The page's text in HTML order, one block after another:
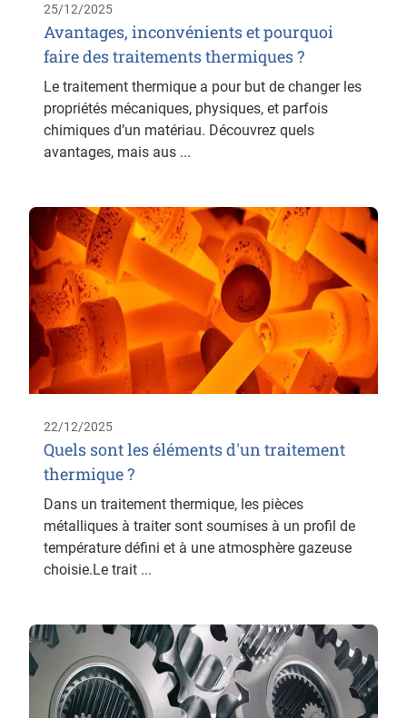
25/12/2025
Avantages, inconvénients et pourquoi
faire des traitements thermiques ?
Le traitement thermique a pour but de changer les
propriétés mécaniques, physiques, et parfois
chimiques d’un matériau. Découvrez quels
avantages, mais aus ...
22/12/2025
Quels sont les éléments d'un traitement
thermique ?
Dans un traitement thermique, les pièces
métalliques à traiter sont soumises à un profil de
température défini et à une atmosphère gazeuse
choisie.Le trait ...